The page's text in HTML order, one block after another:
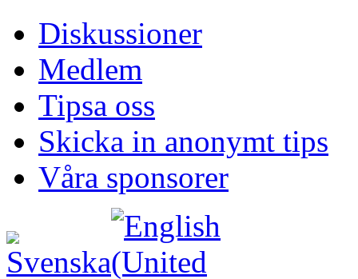
Diskussioner
Medlem
Tipsa oss
Skicka in anonymt tips
Våra sponsorer